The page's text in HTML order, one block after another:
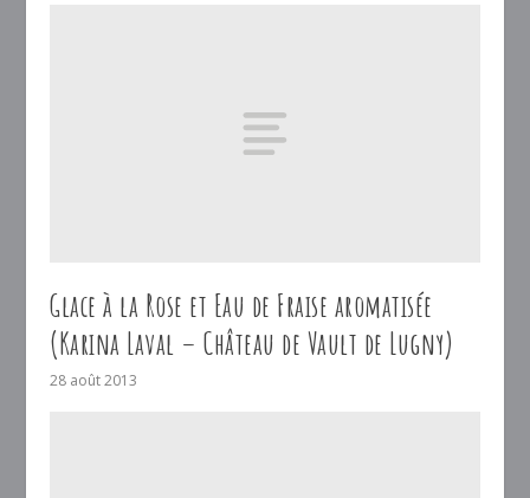
Glace à la Rose et Eau de Fraise aromatisée
(Karina Laval – Château de Vault de Lugny)
28 août 2013